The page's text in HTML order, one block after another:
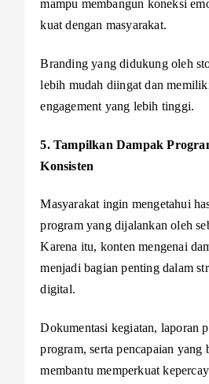
mampu membangun koneksi
kuat dengan masyarakat.
Branding yang didukung oleh
lebih mudah diingat dan
engagement yang lebih tinggi.
5. Tampilkan Dampak
Konsisten
Masyarakat ingin mengetahui
program yang dijalankan oleh
Karena itu, konten mengenai
menjadi bagian penting dalam
digital.
Dokumentasi kegiatan, laporan
program, serta pencapaian yang
membantu memperkuat